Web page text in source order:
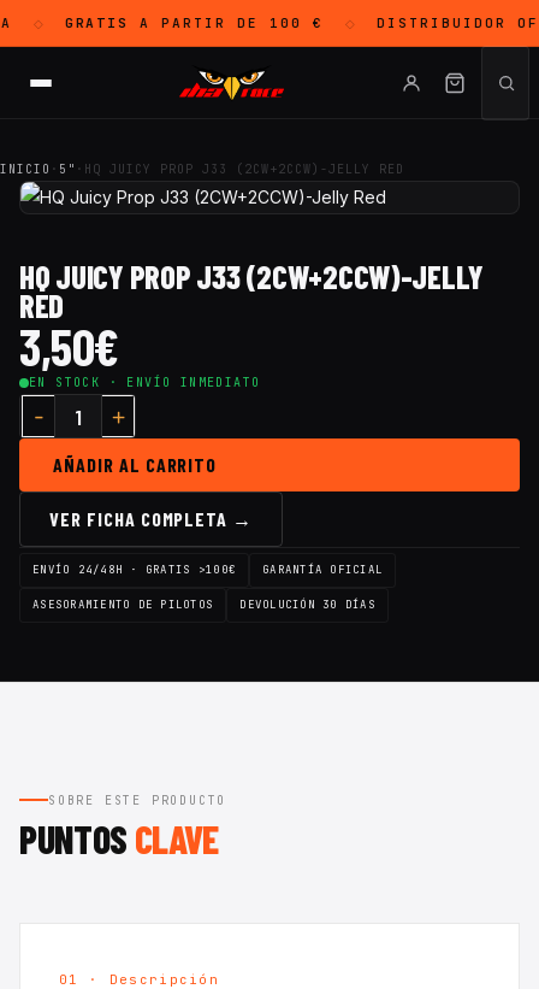
◇ GRATISA PARTIR DE 100 € ◇ DISTRIBUIDOR
INICIO · 5" · HQ JUICY PROP J33 (2CW+2CCW)-JELLY RED
HQ JUICY PROP J33 (2CW+2CCW)-JELLY
RED
3,50€
EN STOCK · ENVÍO INMEDIATO
AÑADIR AL CARRITO
VER FICHA COMPLETA →
ENVÍO 24/48H · GRATIS >100€ GARANTÍA OFICIAL
ASESORAMIENTO DE PILOTOS DEVOLUCIÓN 30 DÍAS
SOBRE ESTE PRODUCTO
PUNTOS CLAVE
01 · Descripción